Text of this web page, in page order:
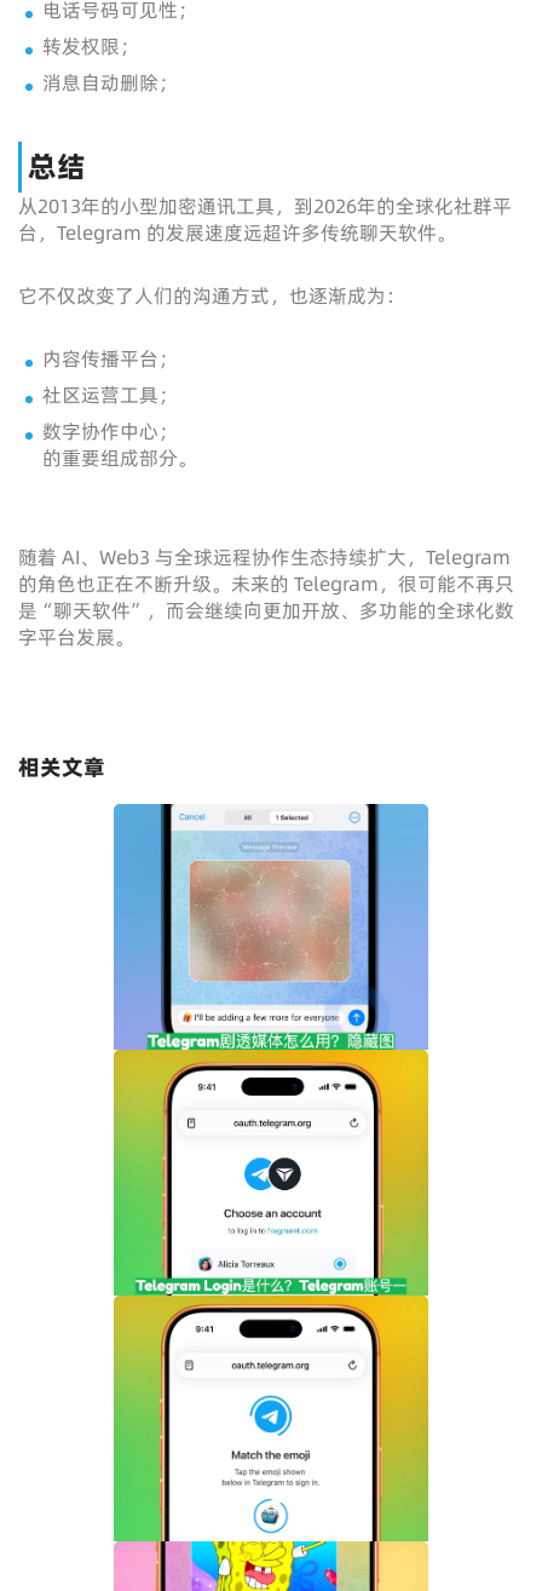
电话号码可见性；
转发权限；
消息自动删除；
总结
从2013年的小型加密通讯工具，到2026年的全球化社群平
台，Telegram 的发展速度远超许多传统聊天软件。
它不仅改变了人们的沟通方式，也逐渐成为：
内容传播平台；
社区运营工具；
数字协作中心；
的重要组成部分。
随着 AI、Web3 与全球远程协作生态持续扩大，Telegram
的角色也正在不断升级。未来的 Telegram，很可能不再只
是“聊天软件”，而会继续向更加开放、多功能的全球化数
字平台发展。
相关文章
频内容完整指南
一键登录功能全面解析